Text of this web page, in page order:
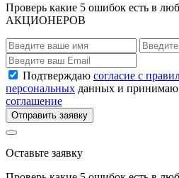
Проверь какие 5 ошибок есть в
АКЦИОНЕРОВ
Подтверждаю согласие с
персональных данных и принимаю
соглашение
Отправить заявку
Оставьте заявку